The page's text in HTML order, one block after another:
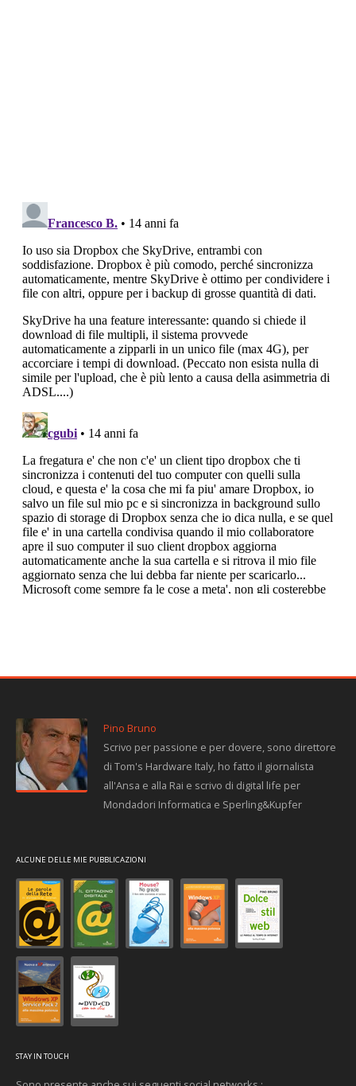
Pino Bruno
Scrivo per passione e per dovere, sono direttore
di Tom's Hardware Italy, ho fatto il giornalista
all'Ansa e alla Rai e scrivo di digital life per
Mondadori Informatica e Sperling&Kupfer
ALCUNE DELLE MIE PUBBLICAZIONI
STAY IN TOUCH